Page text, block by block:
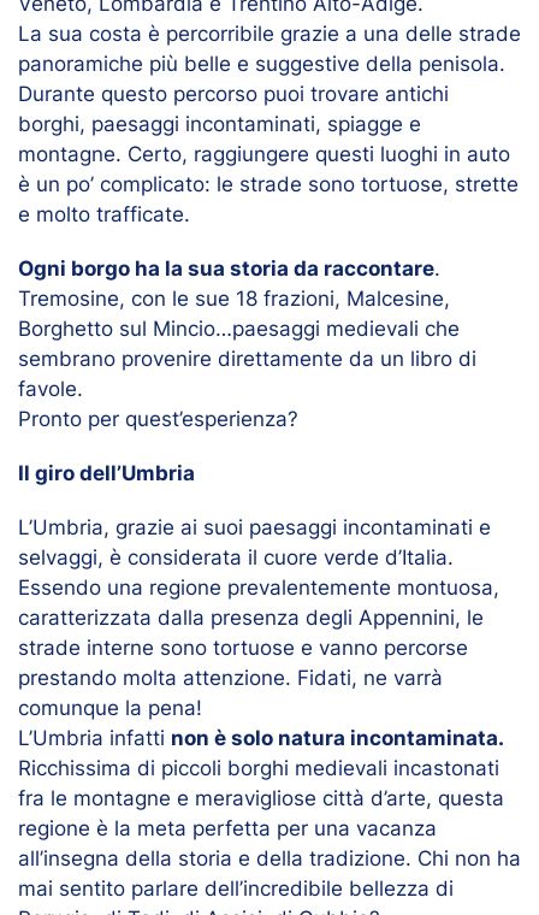
La sua costa è percorribile grazie a una delle strade
panoramiche più belle e suggestive della penisola.
Durante questo percorso puoi trovare antichi
borghi, paesaggi incontaminati, spiagge e
montagne. Certo, raggiungere questi luoghi in auto
è un po’ complicato: le strade sono tortuose, strette
e molto trafficate.
Ogni borgo ha la sua storia da raccontare.
Tremosine, con le sue 18 frazioni, Malcesine,
Borghetto sul Mincio…paesaggi medievali che
sembrano provenire direttamente da un libro di
favole.
Pronto per quest’esperienza?
Il giro dell’Umbria
L’Umbria, grazie ai suoi paesaggi incontaminati e
selvaggi, è considerata il cuore verde d’Italia.
Essendo una regione prevalentemente montuosa,
caratterizzata dalla presenza degli Appennini, le
strade interne sono tortuose e vanno percorse
prestando molta attenzione. Fidati, ne varrà
comunque la pena!
L’Umbria infatti non è solo natura incontaminata.
Ricchissima di piccoli borghi medievali incastonati
fra le montagne e meravigliose città d’arte, questa
regione è la meta perfetta per una vacanza
all’insegna della storia e della tradizione. Chi non ha
mai sentito parlare dell’incredibile bellezza di